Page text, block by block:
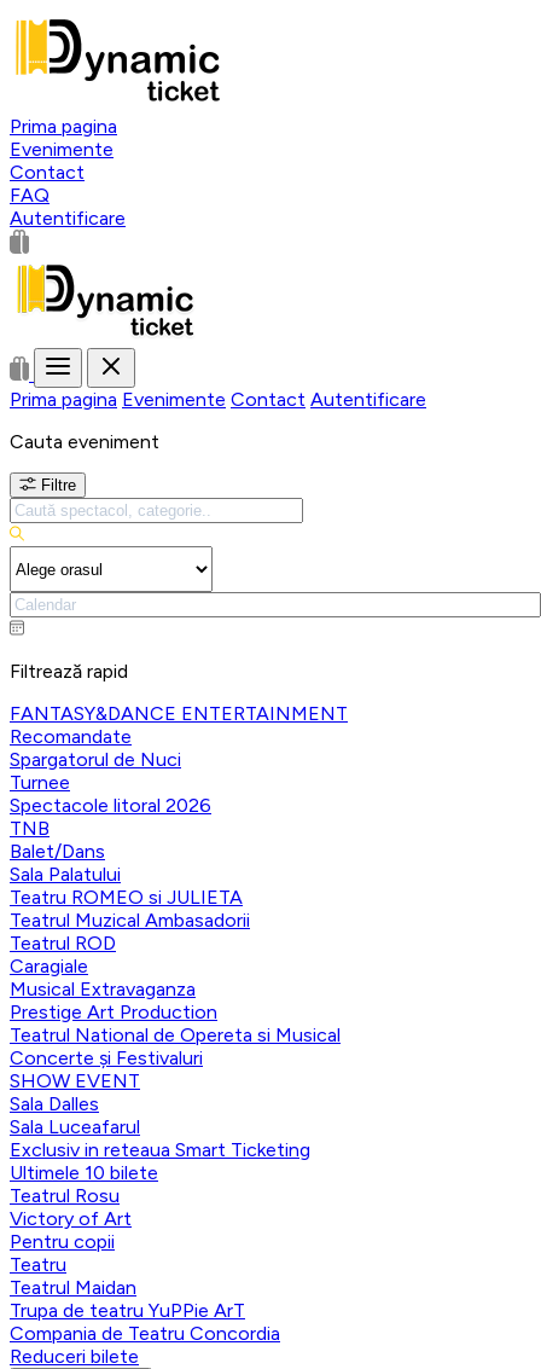
Prima pagina
Evenimente
Contact
FAQ
Autentificare
Prima pagina Evenimente Contact Autentificare
Cauta eveniment
Filtre
Filtrează rapid
FANTASY&DANCE ENTERTAINMENT
Recomandate
Spargatorul de Nuci
Turnee
Spectacole litoral 2026
TNB
Balet/Dans
Sala Palatului
Teatru ROMEO si JULIETA
Teatrul Muzical Ambasadorii
Teatrul ROD
Caragiale
Musical Extravaganza
Prestige Art Production
Teatrul National de Opereta si Musical
Concerte și Festivaluri
SHOW EVENT
Sala Dalles
Sala Luceafarul
Exclusiv in reteaua Smart Ticketing
Ultimele 10 bilete
Teatrul Rosu
Victory of Art
Pentru copii
Teatru
Teatrul Maidan
Trupa de teatru YuPPie ArT
Compania de Teatru Concordia
Reduceri bilete